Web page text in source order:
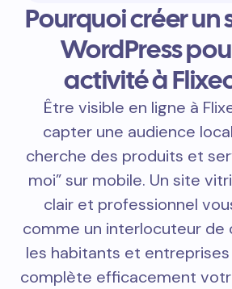
Pourquoi créer un
WordPress
activité à
Être visible en ligne à
capter une audience
cherche des produits et
moi” sur mobile. Un site
clair et professionnel
comme un interlocuteur de
les habitants et
complète efficacement